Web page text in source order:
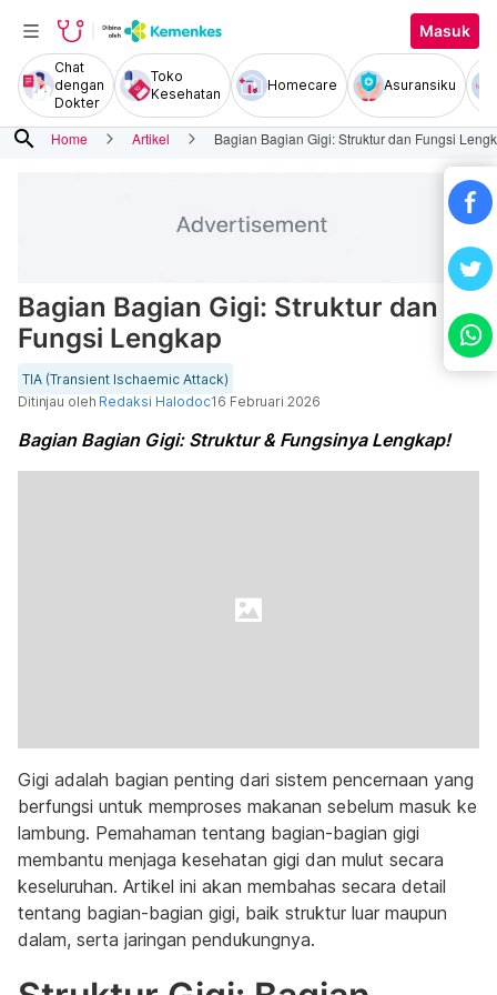
Masuk
Chat
dengan
Dokter
Toko
Kesehatan
Homecare Asuransiku
search Home Artikel Bagian Bagian Gigi: Struktur dan Fungsi
Bagian Bagian Gigi: Struktur dan
Fungsi Lengkap
TIA (Transient Ischaemic Attack)
Ditinjau oleh Redaksi Halodoc16 Februari 2026
Bagian Bagian Gigi: Struktur & Fungsinya Lengkap!
Gigi adalah bagian penting dari sistem pencernaan yang
berfungsi untuk memproses makanan sebelum masuk ke
lambung. Pemahaman tentang bagian-bagian gigi
membantu menjaga kesehatan gigi dan mulut secara
keseluruhan. Artikel ini akan membahas secara detail
tentang bagian-bagian gigi, baik struktur luar maupun
dalam, serta jaringan pendukungnya.